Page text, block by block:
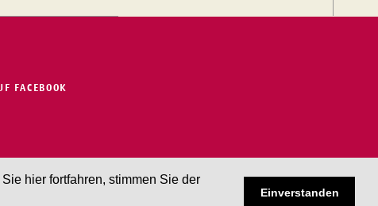
hier fortfahren, stimmen Sie der
Einverstanden
FACEBOOK